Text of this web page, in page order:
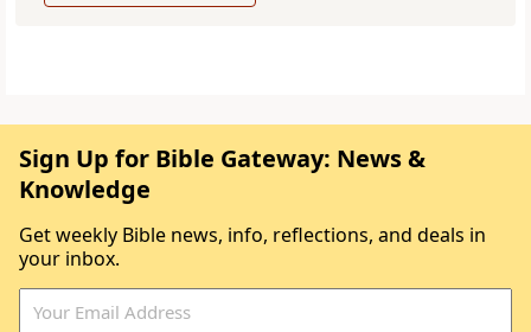
Sign Up for Bible Gateway: News &
Knowledge
Get weekly Bible news, info, reflections, and deals in
your inbox.